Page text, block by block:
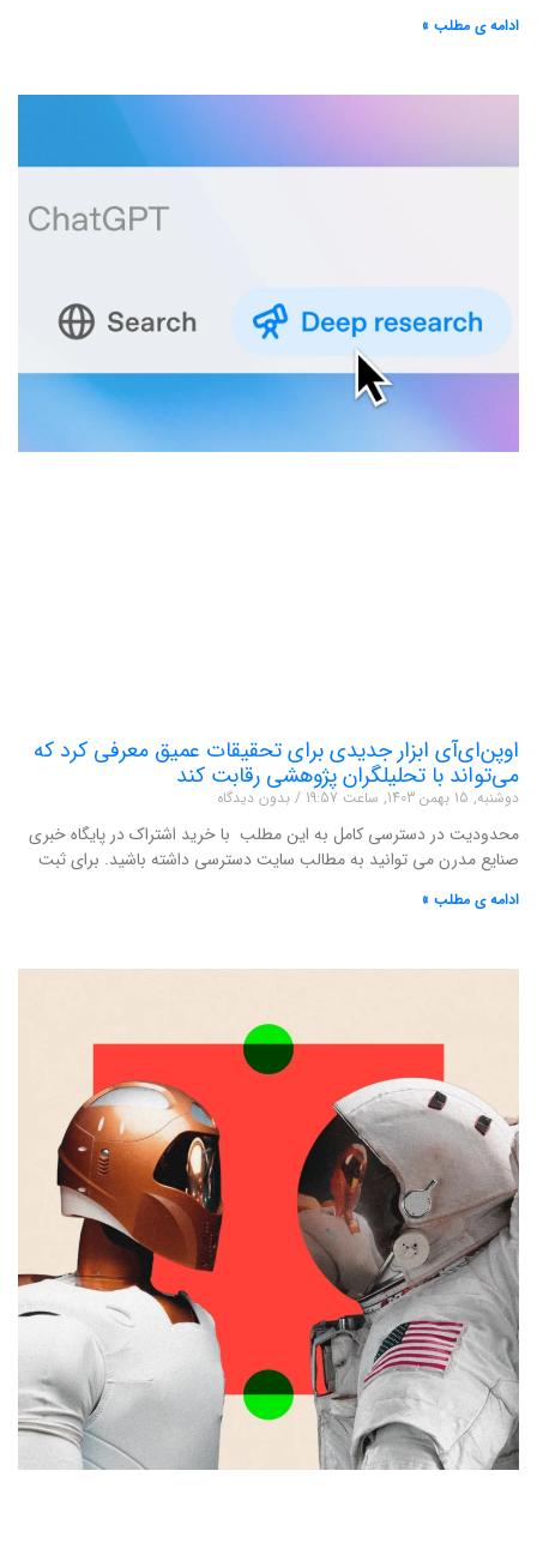
ادامه ی مطلب »
اوپن‌ای‌آی ابزار جدیدی برای تحقیقات عمیق معرفی کرد که
می‌تواند با تحلیلگران پژوهشی رقابت کند
دوشنبه, 15 بهمن 1403, ساعت 19:57 بدون دیدگاه
محدودیت در دسترسی کامل به این مطلب با خرید اشتراک در پایگاه خبری
صنایع مدرن می توانید به مطالب سایت دسترسی داشته باشید. برای ثبت
ادامه ی مطلب »